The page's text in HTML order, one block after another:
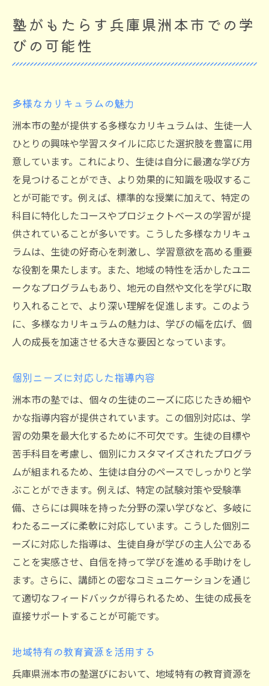
塾がもたらす兵庫県洲本市での学
びの可能性
多様なカリキュラムの魅力
洲本市の塾が提供する多様なカリキュラムは、生徒一人
ひとりの興味や学習スタイルに応じた選択肢を豊富に用
意しています。これにより、生徒は自分に最適な学び方
を見つけることができ、より効果的に知識を吸収するこ
とが可能です。例えば、標準的な授業に加えて、特定の
科目に特化したコースやプロジェクトベースの学習が提
供されていることが多いです。こうした多様なカリキュ
ラムは、生徒の好奇心を刺激し、学習意欲を高める重要
な役割を果たします。また、地域の特性を活かしたユニ
ークなプログラムもあり、地元の自然や文化を学びに取
り入れることで、より深い理解を促進します。このよう
に、多様なカリキュラムの魅力は、学びの幅を広げ、個
人の成長を加速させる大きな要因となっています。
個別ニーズに対応した指導内容
洲本市の塾では、個々の生徒のニーズに応じたきめ細や
かな指導内容が提供されています。この個別対応は、学
習の効果を最大化するために不可欠です。生徒の目標や
苦手科目を考慮し、個別にカスタマイズされたプログラ
ムが組まれるため、生徒は自分のペースでしっかりと学
ぶことができます。例えば、特定の試験対策や受験準
備、さらには興味を持った分野の深い学びなど、多岐に
わたるニーズに柔軟に対応しています。こうした個別ニ
ーズに対応した指導は、生徒自身が学びの主人公である
ことを実感させ、自信を持って学びを進める手助けをし
ます。さらに、講師との密なコミュニケーションを通じ
て適切なフィードバックが得られるため、生徒の成長を
直接サポートすることが可能です。
地域特有の教育資源を活用する
兵庫県洲本市の塾選びにおいて、地域特有の教育資源を